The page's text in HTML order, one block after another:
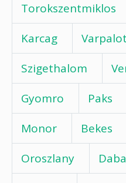
Torokszentmiklos
Karcag
Szigethalom
Gyomro
Paks
Monor
Bekes
Oroszlany